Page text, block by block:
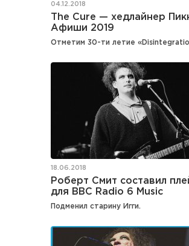
04.12.2018
The Cure — хедлайнер
Афиши 2019
Отметим 30-ти летие
18.06.2018
Роберт Смит составил
для BBC Radio 6 Music
Подменил старину Игги.